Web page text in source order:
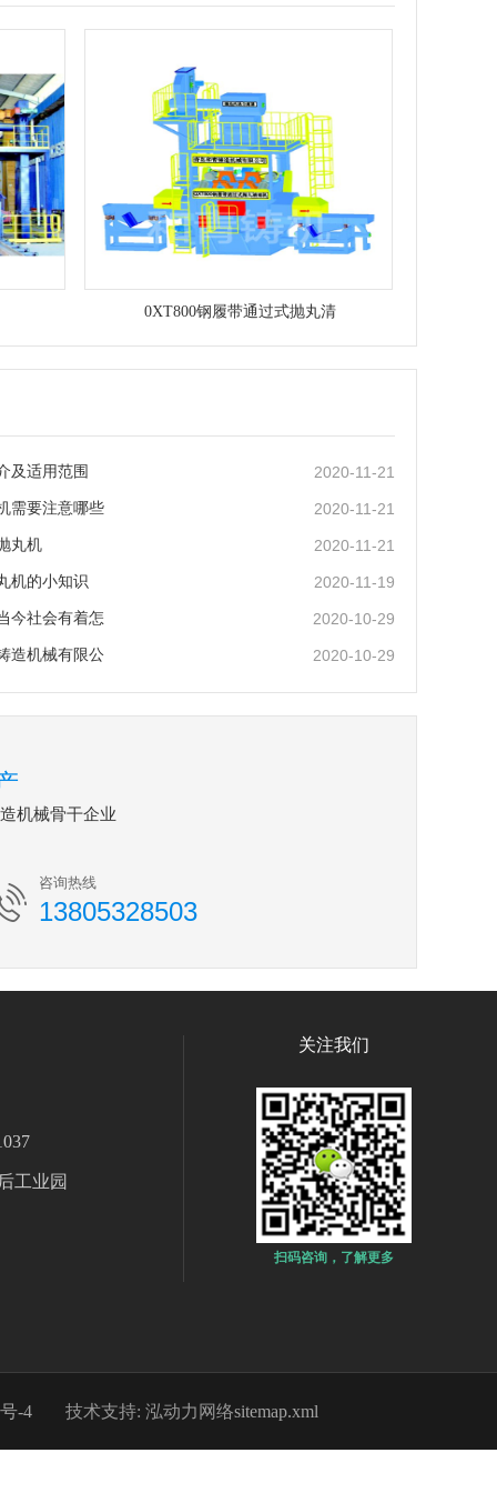
0XT800钢履带通过式抛丸清
及适用范围 2020-11-21
需要注意哪些 2020-11-21
丸机 2020-11-21
机的小知识 2020-11-19
今社会有着怎 2020-10-29
造机械有限公 2020-10-29
机械骨干企业
咨询热线
13805328503
工业园
关注我们
扫码咨询，了解更多
-4 技术支持: 泓动力网络sitemap.xml